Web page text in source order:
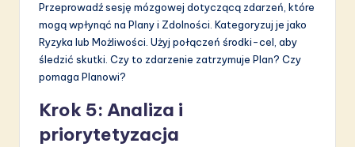
Przeprowadź sesję mózgowej dotyczącą zdarzeń, które
mogą wpłynąć na Plany i Zdolności. Kategoryzuj je jako
Ryzyka lub Możliwości. Użyj połączeń środki-cel, aby
śledzić skutki. Czy to zdarzenie zatrzymuje Plan? Czy
pomaga Planowi?
Krok 5: Analiza i
priorytetyzacja